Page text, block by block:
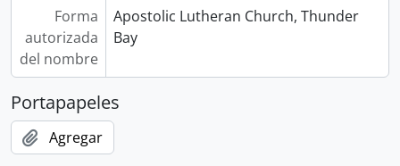
Forma
autorizada
del nombre
Apostolic Lutheran Church, Thunder
Bay
Portapapeles
Agregar